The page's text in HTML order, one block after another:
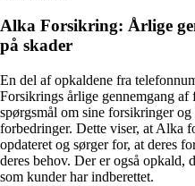
Alka Forsikring: Årlige
på skader
En del af opkaldene fra
Forsikrings årlige gennemgang
spørgsmål om sine forsikringer
forbedringer. Dette viser, at Alka
opdateret og sørger for, at deres
deres behov. Der er også opkald,
som kunder har indberettet.